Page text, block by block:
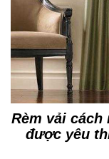
Rèm vải
được yêu